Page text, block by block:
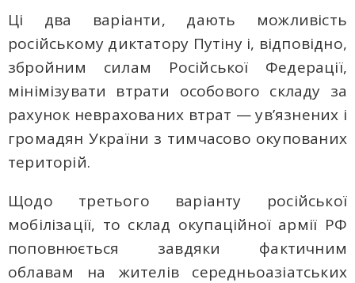
Ці два варіанти, дають можливість
російському диктатору Путіну і, відповідно,
збройним силам Російської Федерації,
мінімізувати втрати особового складу за
рахунок неврахованих втрат — ув’язнених і
громадян України з тимчасово окупованих
територій.
Щодо третього варіанту російської
мобілізації, то склад окупаційної армії РФ
поповнюється завдяки фактичним
облавам на жителів середньоазіатських